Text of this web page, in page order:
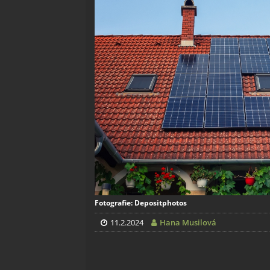
Fotografie: Depositphotos
11.2.2024 Hana Musilová